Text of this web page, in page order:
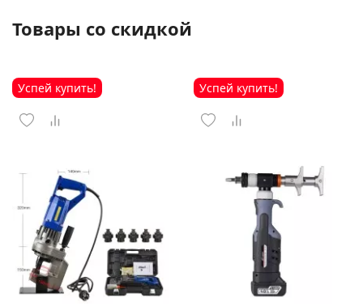
Товары со скидкой
Успей купить! Успей купить!